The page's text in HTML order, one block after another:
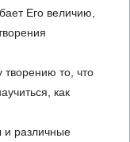
Его величию,
то, что
как
и различные